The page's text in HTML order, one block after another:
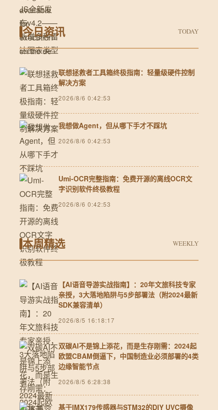
今日资讯 TODAY
联想拯救者工具箱终极指南：轻量级硬件控制
解决方案
2026/8/6 0:42:53
我想做Agent，但从哪下手才不踩坑
2026/8/6 0:42:53
Umi-OCR完整指南：免费开源的离线OCR文
字识别软件终极教程
2026/8/6 0:42:53
本周精选 WEEKLY
【AI语音导游实战指南】：20年文旅科技专家
亲授，3大落地陷阱与5步部署法（附2024最新
SDK兼容清单）
2026/8/5 16:18:17
双碳AI不是锦上添花，而是生存刚需：2024起
欧盟CBAM倒逼下，中国制造业必须部署的4类
边缘智能节点
2026/8/5 6:28:38
基于IMX179传感器与STM32的DIY UVC摄像